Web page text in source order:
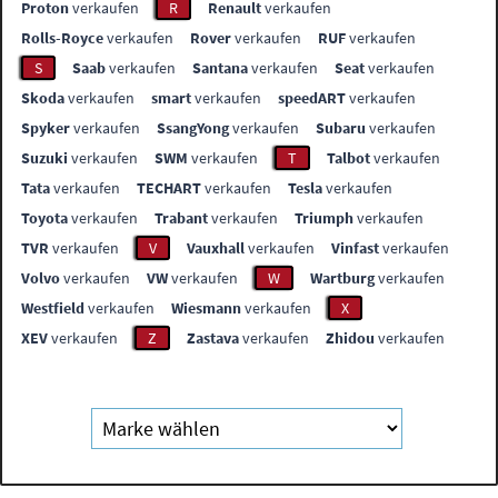
Protonverkaufen R Renaultverkaufen
Rolls-Royceverkaufen Roververkaufen RUFverkaufen
S
Saabverkaufen Santanaverkaufen Seatverkaufen
Skodaverkaufen smartverkaufen speedARTverkaufen
Spykerverkaufen SsangYongverkaufen Subaru verkaufen
Suzuki verkaufen SWM verkaufen T Talbotverkaufen
Tataverkaufen TECHARTverkaufen Teslaverkaufen
Toyotaverkaufen Trabantverkaufen Triumphverkaufen
TVR verkaufen V Vauxhallverkaufen Vinfastverkaufen
Volvoverkaufen VWverkaufen W Wartburgverkaufen
Westfieldverkaufen Wiesmannverkaufen
X
XEVverkaufen Z Zastavaverkaufen Zhidou verkaufen